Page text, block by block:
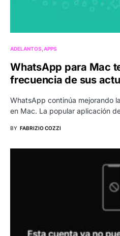
ADELANTOS APPS
WhatsApp para Mac
frecuencia de sus
WhatsApp continúa mejorando
en Mac. La popular aplicación
BY FABRIZIO COZZI